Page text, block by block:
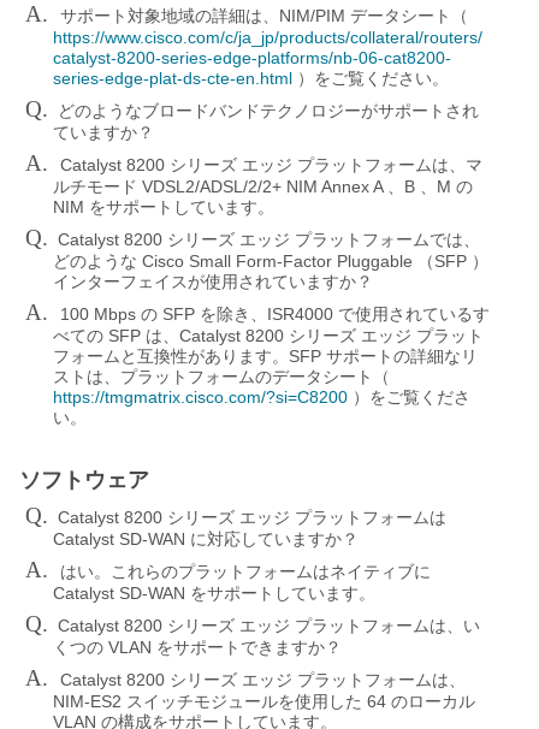
A. サポート対象地域の詳細は、 NIM/PIM データシート（
https://www.cisco.com/c/ja_jp/products/collateral/routers/
catalyst-8200-series-edge-platforms/nb-06-cat8200-
series-edge-plat-ds-cte-en.html ）をご覧ください。
Q.
どのようなブロードバンドテクノロジーがサポートされ
ていますか？
A. Catalyst 8200 シリーズ エッジ プラットフォームは、マ
ルチモード VDSL2/ADSL/2/2+ NIM Annex A 、 B 、 M の
NIM をサポートしています。
Q. Catalyst 8200 シリーズ エッジ プラットフォームでは、
どのような Cisco Small Form-Factor Pluggable （ SFP ）
インターフェイスが使用されていますか？
A. 100 Mbps の SFP を除き、 ISR4000 で使用されているす
べての SFP は、 Catalyst 8200 シリーズ エッジ プラット
フォームと互換性があります。 SFP サポートの詳細なリ
ストは、プラットフォームのデータシート（
https://tmgmatrix.cisco.com/?si=C8200 ）をご覧くださ
い。
ソフトウェア
Q. Catalyst 8200 シリーズ エッジ プラットフォームは
Catalyst SD-WAN に対応していますか？
A. はい。これらのプラットフォームはネイティブに
Catalyst SD-WAN をサポートしています。
Q. Catalyst 8200 シリーズ エッジ プラットフォームは、い
くつの VLAN をサポートできますか？
A. Catalyst 8200 シリーズ エッジ プラットフォームは、
NIM-ES2 スイッチモジュールを使用した 64 のローカル
VLAN の構成をサポートしています。